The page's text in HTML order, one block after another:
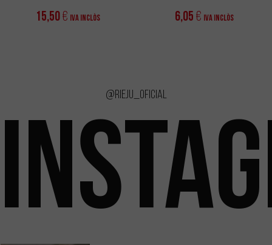
15,50€ IVA Inclòs 6,05 € IVA Inclòs
@rieju_oficial